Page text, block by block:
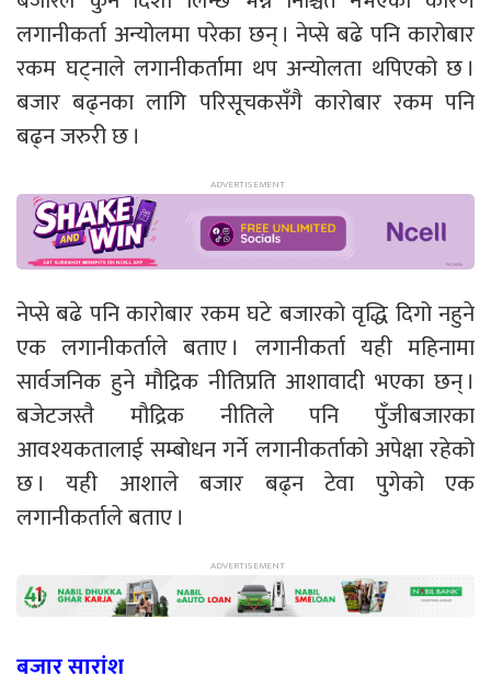
लगानीकर्ता अन्योलमा परेका छन् । नेप्से बढे पनि कारोबार
रकम घट्नाले लगानीकर्तामा थप अन्योलता थपिएको छ ।
बजार बढ्नका लागि परिसूचकसँगै कारोबार रकम पनि
बढ्न जरुरी छ ।
नेप्से बढे पनि कारोबार रकम घटे बजारको वृद्धि दिगो नहुने
एक लगानीकर्ताले बताए । लगानीकर्ता यही महिनामा
सार्वजनिक हुने मौद्रिक नीतिप्रति आशावादी भएका छन् ।
बजेटजस्तै मौद्रिक नीतिले पनि पुँजीबजारका
आवश्यकतालाई सम्बोधन गर्ने लगानीकर्ताको अपेक्षा रहेको
छ । यही आशाले बजार बढ्न टेवा पुगेको एक
लगानीकर्ताले बताए ।
बजार सारांश